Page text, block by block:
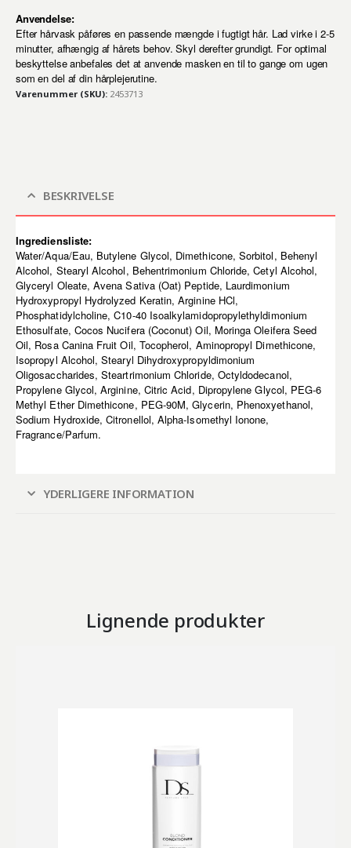
Anvendelse:
Efter hårvask påføres en passende mængde i fugtigt hår. Lad virke i 2-5
minutter, afhængig af hårets behov. Skyl derefter grundigt. For optimal
beskyttelse anbefales det at anvende masken en til to gange om ugen
som en del af din hårplejerutine.
Varenummer (SKU): 2453713
BESKRIVELSE
Ingrediensliste:
Water/Aqua/Eau, Butylene Glycol, Dimethicone, Sorbitol, Behenyl
Alcohol, Stearyl Alcohol, Behentrimonium Chloride, Cetyl Alcohol,
Glyceryl Oleate, Avena Sativa (Oat) Peptide, Laurdimonium
Hydroxypropyl Hydrolyzed Keratin, Arginine HCl,
Phosphatidylcholine, C10-40 Isoalkylamidopropylethyldimonium
Ethosulfate, Cocos Nucifera (Coconut) Oil, Moringa Oleifera Seed
Oil, Rosa Canina Fruit Oil, Tocopherol, Aminopropyl Dimethicone,
Isopropyl Alcohol, Stearyl Dihydroxypropyldimonium
Oligosaccharides, Steartrimonium Chloride, Octyldodecanol,
Propylene Glycol, Arginine, Citric Acid, Dipropylene Glycol, PEG-6
Methyl Ether Dimethicone, PEG-90M, Glycerin, Phenoxyethanol,
Sodium Hydroxide, Citronellol, Alpha-Isomethyl Ionone,
Fragrance/Parfum.
YDERLIGERE INFORMATION
Lignende produkter